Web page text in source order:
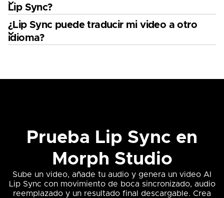
Lip Sync?
¿Lip Sync puede traducir mi video a otro
idioma?
Prueba Lip Sync en
Morph Studio
Sube un video, añade tu audio y genera un video AI
Lip Sync con movimiento de boca sincronizado, audio
reemplazado y un resultado final descargable. Crea